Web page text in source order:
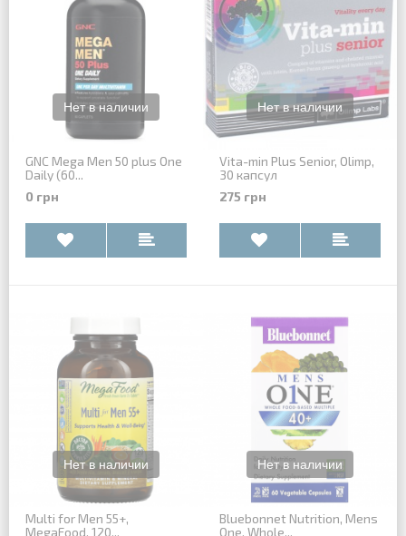
GNC Mega Men 50 plus One
Daily (60...
0 грн
Vita-min Plus Senior, Olimp,
30 капсул
275 грн
Multi for Men 55+,
MegaFood, 120...
Bluebonnet Nutrition, Mens
One, Whole...